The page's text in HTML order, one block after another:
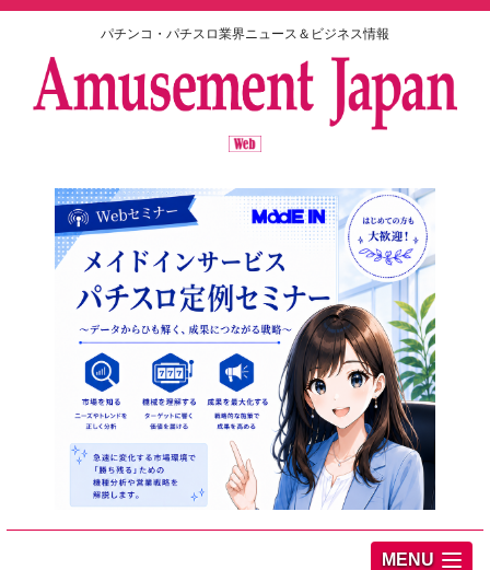
パチンコ・パチスロ業界ニュース＆ビジネス情報
MENU